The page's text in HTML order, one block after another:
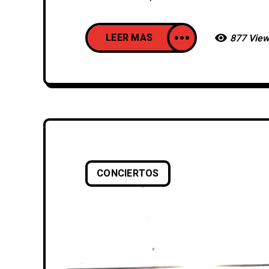
LEER MAS 877
CONCIERTOS